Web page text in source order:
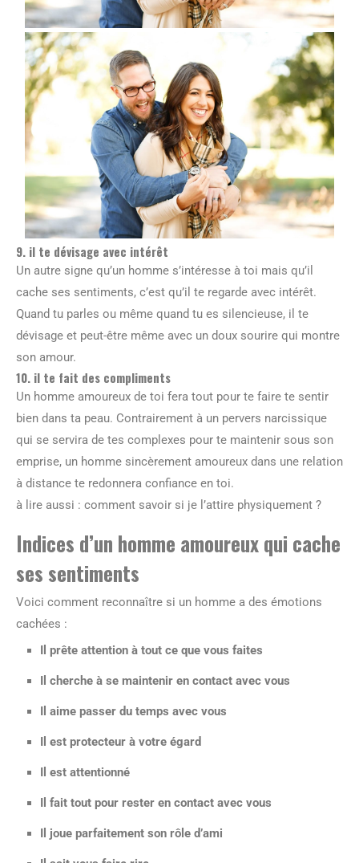
9. il te dévisage avec intérêt
Un autre signe qu’un homme s’intéresse à toi mais qu’il
cache ses sentiments, c’est qu’il te regarde avec intérêt.
Quand tu parles ou même quand tu es silencieuse, il te
dévisage et peut-être même avec un doux sourire qui montre
son amour.
10. il te fait des compliments
Un homme amoureux de toi fera tout pour te faire te sentir
bien dans ta peau. Contrairement à un pervers narcissique
qui se servira de tes complexes pour te maintenir sous son
emprise, un homme sincèrement amoureux dans une relation
à distance te redonnera confiance en toi.
à lire aussi : comment savoir si je l’attire physiquement ?
Indices d’un homme amoureux qui cache
ses sentiments
Voici comment reconnaître si un homme a des émotions
cachées :
Il prête attention à tout ce que vous faites
Il cherche à se maintenir en contact avec vous
Il aime passer du temps avec vous
Il est protecteur à votre égard
Il est attentionné
Il fait tout pour rester en contact avec vous
Il joue parfaitement son rôle d’ami